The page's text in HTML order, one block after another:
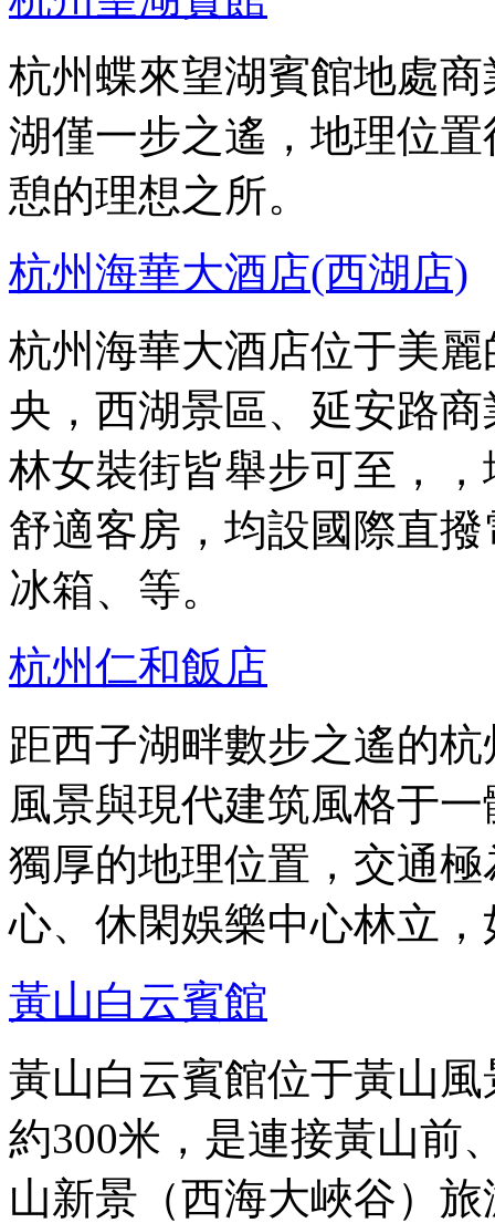
杭州蝶來望湖賓館地處
湖僅一步之遙，地理位
憩的理想之所。
杭州海華大酒店(西湖店)
杭州海華大酒店位于美
央，西湖景區、延安路
林女裝街皆舉步可至，
舒適客房，均設國際直
冰箱、等。
杭州仁和飯店
距西子湖畔數步之遙的
風景與現代建筑風格于
獨厚的地理位置，交通
心、休閑娛樂中心林立
黃山白云賓館
黃山白云賓館位于黃山
約300米，是連接黃山前
山新景（西海大峽谷）